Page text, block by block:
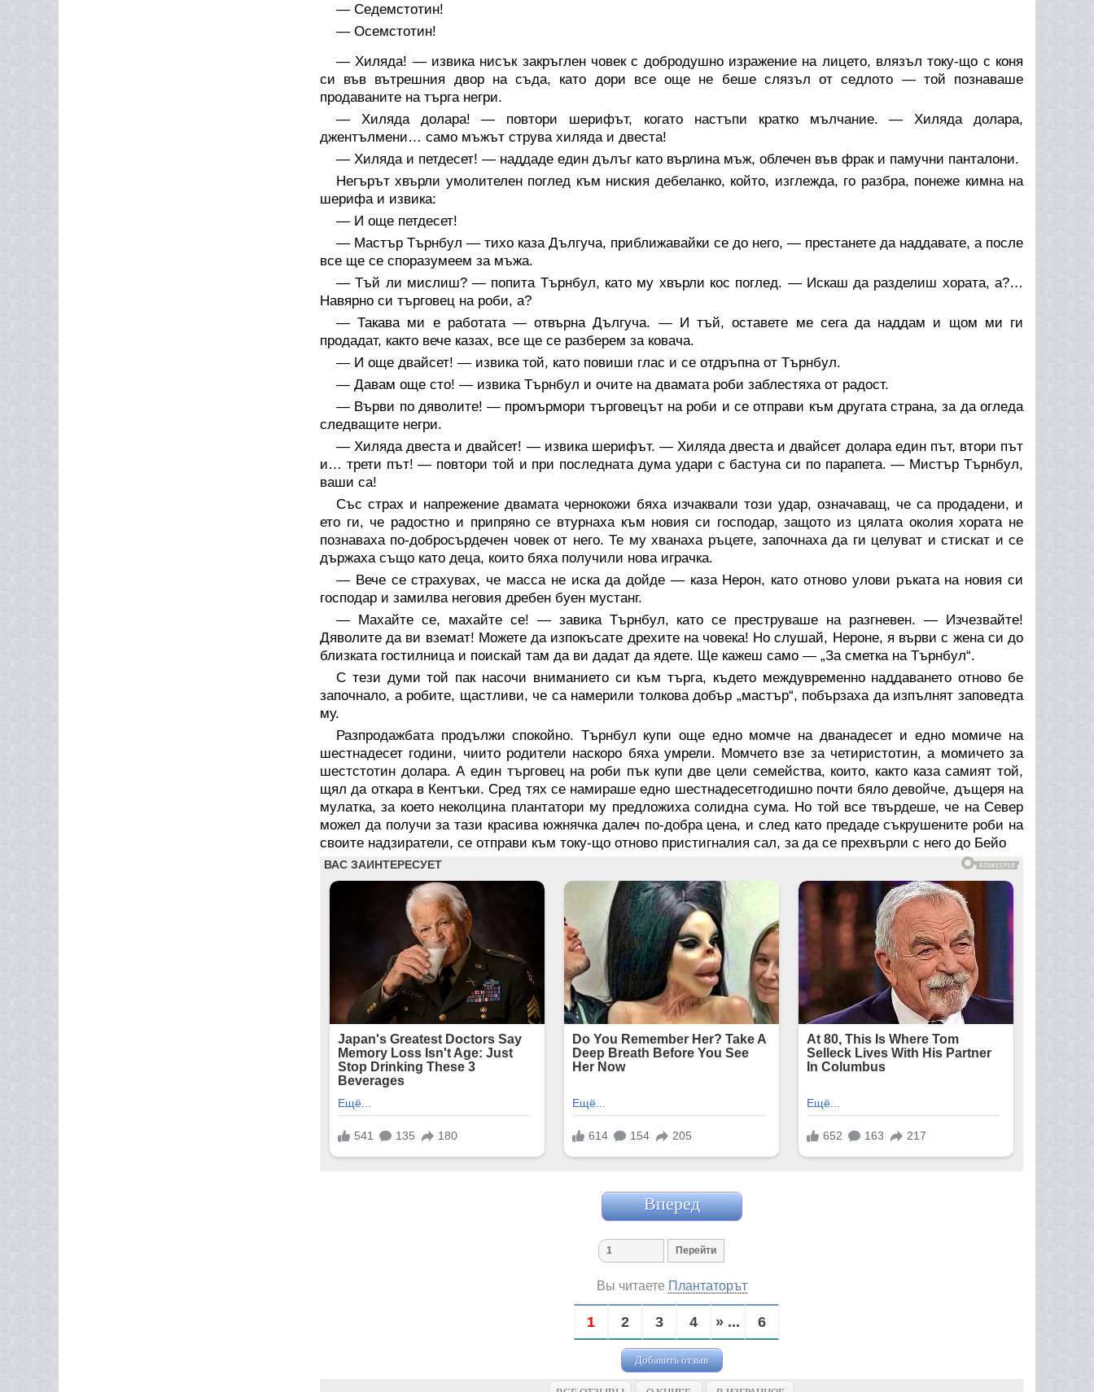
— Седемстотин!
— Осемстотин!
— Хиляда! — извика нисък закръглен човек с добродушно изражение на лицето, влязъл току-що с коня
си във вътрешния двор на съда, като дори все още не беше слязъл от седлото — той познаваше
продаваните на търга негри.
— Хиляда долара! — повтори шерифът, когато настъпи кратко мълчание. — Хиляда долара,
джентълмени… само мъжът струва хиляда и двеста!
— Хиляда и петдесет! — наддаде един дълъг като върлина мъж, облечен във фрак и памучни панталони.
Негърът хвърли умолителен поглед към ниския дебеланко, който, изглежда, го разбра, понеже кимна на
шерифа и извика:
— И още петдесет!
— Мастър Търнбул — тихо каза Дългуча, приближавайки се до него, — престанете да наддавате, а после
все ще се споразумеем за мъжа.
— Тъй ли мислиш? — попита Търнбул, като му хвърли кос поглед. — Искаш да разделиш хората, а?…
Навярно си търговец на роби, а?
— Такава ми е работата — отвърна Дългуча. — И тъй, оставете ме сега да наддам и щом ми ги
продадат, както вече казах, все ще се разберем за ковача.
— И още двайсет! — извика той, като повиши глас и се отдръпна от Търнбул.
— Давам още сто! — извика Търнбул и очите на двамата роби заблестяха от радост.
— Върви по дяволите! — промърмори търговецът на роби и се отправи към другата страна, за да огледа
следващите негри.
— Хиляда двеста и двайсет! — извика шерифът. — Хиляда двеста и двайсет долара един път, втори път
и… трети път! — повтори той и при последната дума удари с бастуна си по парапета. — Мистър Търнбул,
ваши са!
Със страх и напрежение двамата чернокожи бяха изчаквали този удар, означаващ, че са продадени, и
ето ги, че радостно и припряно се втурнаха към новия си господар, защото из цялата околия хората не
познаваха по-добросърдечен човек от него. Те му хванаха ръцете, започнаха да ги целуват и стискат и се
държаха също като деца, които бяха получили нова играчка.
— Вече се страхувах, че масса не иска да дойде — каза Нерон, като отново улови ръката на новия си
господар и замилва неговия дребен буен мустанг.
— Махайте се, махайте се! — завика Търнбул, като се преструваше на разгневен. — Изчезвайте!
Дяволите да ви вземат! Можете да изпокъсате дрехите на човека! Но слушай, Нероне, я върви с жена си до
близката гостилница и поискай там да ви дадат да ядете. Ще кажеш само — „За сметка на Търнбул“.
С тези думи той пак насочи вниманието си към търга, където междувременно наддаването отново бе
започнало, а робите, щастливи, че са намерили толкова добър „мастър“, побързаха да изпълнят заповедта
му.
Разпродажбата продължи спокойно. Търнбул купи още едно момче на дванадесет и едно момиче на
шестнадесет години, чиито родители наскоро бяха умрели. Момчето взе за четиристотин, а момичето за
шестстотин долара. А един търговец на роби пък купи две цели семейства, които, както каза самият той,
щял да откара в Кентъки. Сред тях се намираше едно шестнадесетгодишно почти бяло девойче, дъщеря на
мулатка, за което неколцина плантатори му предложиха солидна сума. Но той все твърдеше, че на Север
можел да получи за тази красива южнячка далеч по-добра цена, и след като предаде съкрушените роби на
своите надзиратели, се отправи към току-що отново пристигналия сал, за да се прехвърли с него до Бейо
Вперед
Вы читаете Плантаторът
1 2 3 4 » ... 6
Добавить отзыв